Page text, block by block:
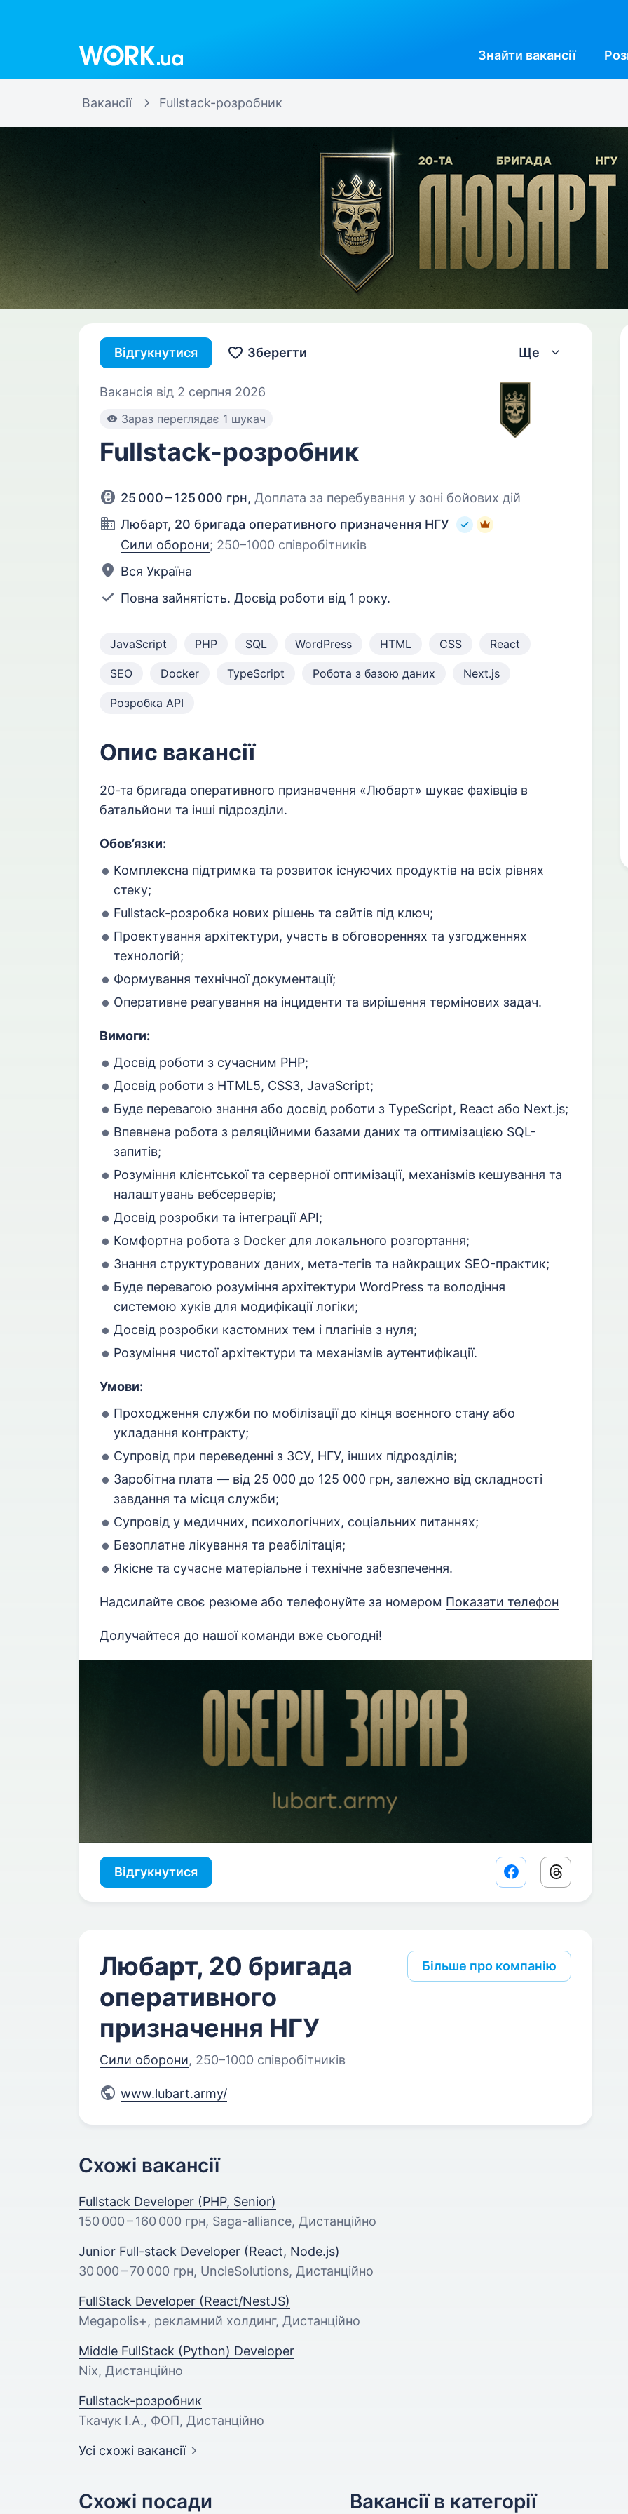
Знайти вакансії
Вакансії Fullstack-розробник
Відгукнутися Зберегти Ще
Вакансія від 2 серпня 2026
Зараз переглядає 1 шукач
Fullstack-розробник
25 000 – 125 000 грн, Доплата за перебування у зоні бойових дій
Любарт, 20 бригада оперативного призначення НГУ
Сили оборони; 250–1000 співробітників
Вся Україна
Повна зайнятість. Досвід роботи від 1 року.
JavaScript PHP SQL WordPress HTML CSS React
SEO Docker TypeScript Робота з базою даних Next.js
Розробка API
Опис вакансії
20-та бригада оперативного призначення «Любарт» шукає фахівців в
батальйони та інші підрозділи.
Обов’язки:
Комплексна підтримка та розвиток існуючих продуктів на всіх рівнях
стеку;
Fullstack-розробка нових рішень та сайтів під ключ;
Проектування архітектури, участь в обговореннях та узгодженнях
технологій;
Формування технічної документації;
Оперативне реагування на інциденти та вирішення термінових задач.
Вимоги:
Досвід роботи з сучасним PHP;
Досвід роботи з HTML5, CSS3, JavaScript;
Буде перевагою знання або досвід роботи з TypeScript, React або Next.js;
Впевнена робота з реляційними базами даних та оптимізацією SQL-
запитів;
Розуміння клієнтської та серверної оптимізації, механізмів кешування та
налаштувань вебсерверів;
Досвід розробки та інтеграції API;
Комфортна робота з Docker для локального розгортання;
Знання структурованих даних, мета-тегів та найкращих SEO-практик;
Буде перевагою розуміння архітектури WordPress та володіння
системою хуків для модифікації логіки;
Досвід розробки кастомних тем і плагінів з нуля;
Розуміння чистої архітектури та механізмів аутентифікації.
Умови:
Проходження служби по мобілізації до кінця воєнного стану або
укладання контракту;
Супровід при переведенні з ЗСУ, НГУ, інших підрозділів;
Заробітна плата — від 25 000 до 125 000 грн, залежно від складності
завдання та місця служби;
Супровід у медичних, психологічних, соціальних питаннях;
Безоплатне лікування та реабілітація;
Якісне та сучасне матеріальне і технічне забезпечення.
Надсилайте своє резюме або телефонуйте за номером Показати телефон
Долучайтеся до нашої команди вже сьогодні!
Відгукнутися Facebook share link
Threads
Любарт, 20 бригада
оперативного
призначення НГУ
Сили оборони, 250–1000 співробітників
Більше про компанію
www.lubart.army/
Схожі вакансії
Fullstack Developer (PHP, Senior)
150 000 – 160 000 грн, Saga-alliance, Дистанційно
Junior Full-stack Developer (React, Node.js)
30 000 – 70 000 грн, UncleSolutions, Дистанційно
FullStack Developer (React/NestJS)
Megapolis+, рекламний холдинг, Дистанційно
Middle FullStack (Python) Developer
Nix, Дистанційно
Fullstack-розробник
Ткачук І.А., ФОП, Дистанційно
Усі схожі вакансії
Схожі посади Вакансії в категорії